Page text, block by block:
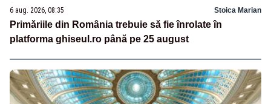
6 aug. 2026, 08:35 Stoica Marian
Primăriile din România trebuie să fie înrolate în
platforma ghiseul.ro până pe 25 august